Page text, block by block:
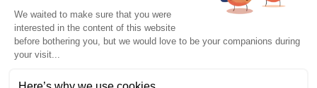
Diana MOURAO BALSA
We waited to make sure that you were
interested in the content of this website
before bothering you, but we would love to be your companions during
your visit...